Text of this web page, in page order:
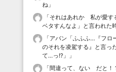
ね 」
「それはあれか 私が愛す
ベタすんなよ」と言われた
「アバン「ふふふ…『フロ
のそれを凌駕する』と言
て…っ!?」
」
「間違って、ない だと！